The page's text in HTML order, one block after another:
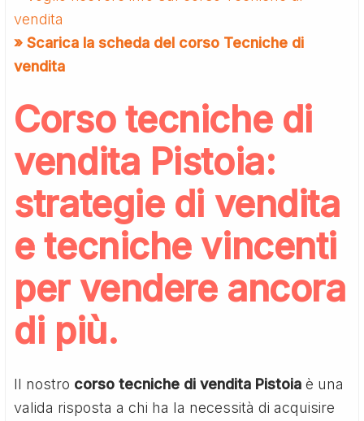
vendita
» Scarica la scheda del corso Tecniche di
vendita
Corso tecniche di
vendita Pistoia:
strategie di vendita
e tecniche vincenti
per vendere ancora
di più.
Il nostro corso tecniche di vendita Pistoia è una
valida risposta a chi ha la necessità di acquisire